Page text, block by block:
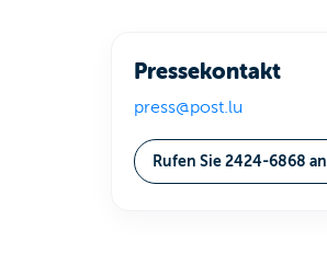
Pressekontakt
press@post.lu
Rufen Sie 2424-6868 an